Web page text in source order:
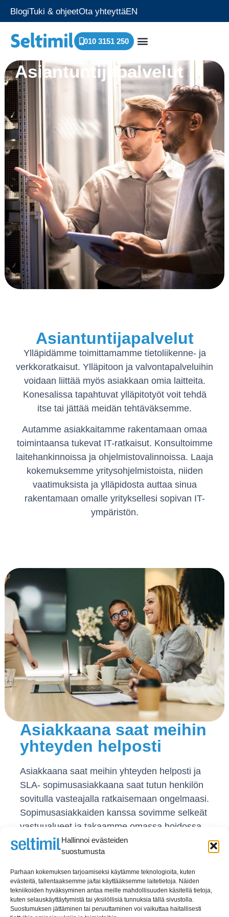
Hallinnoi evästeiden
suostumusta
Parhaan kokemuksen tarjoamiseksi käytämme teknologioita, kuten
evästeitä, tallentaaksemme ja/tai käyttääksemme laitetietoja. Näiden
tekniikoiden hyväksyminen antaa meille mahdollisuuden käsitellä tietoja,
kuten selauskäyttäytymistä tai yksilöllisiä tunnuksia tällä sivustolla.
Suostumuksen jättäminen tai peruuttaminen voi vaikuttaa haitallisesti
BlogiTuki & ohjeetOta yhteyttäEN
010 3151 250
Asiantuntijapalvelut
Asiantuntijapalvelut
Ylläpidämme toimittamamme tietoliikenne- ja
verkkoratkaisut. Ylläpitoon ja valvontapalveluihin
voidaan liittää myös asiakkaan omia laitteita.
Konesalissa tapahtuvat ylläpitotyöt voit tehdä
itse tai jättää meidän tehtäväksemme.
Autamme asiakkaitamme rakentamaan omaa
toimintaansa tukevat IT-ratkaisut. Konsultoimme
laitehankinnoissa ja ohjelmistovalinnoissa. Laaja
kokemuksemme yritysohjelmistoista, niiden
vaatimuksista ja ylläpidosta auttaa sinua
rakentamaan omalle yrityksellesi sopivan IT-
ympäristön.
Asiakkaana saat meihin
yhteyden helposti
Asiakkaana saat meihin yhteyden helposti ja
SLA- sopimusasiakkaana saat tutun henkilön
sovitulla vasteajalla ratkaisemaan ongelmaasi.
Sopimusasiakkaiden kanssa sovimme selkeät
vastuualueet ja takaamme omassa hoidossa
olevien vastuualueidemme toiminnan.
Kerromme miellämme lisää asiakaspalvelusta!
Ota yhteyttä jo tänään